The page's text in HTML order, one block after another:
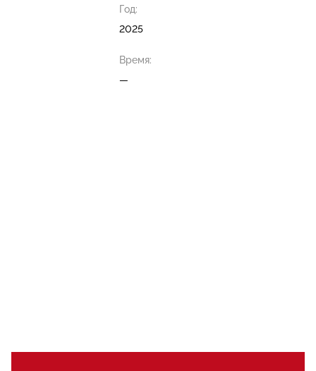
Год:
2025
Время:
—